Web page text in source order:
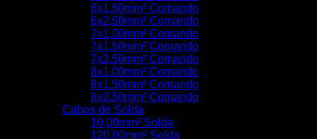
6x1,50mm² Comando
6x2,50mm² Comando
7x1,00mm² Comando
7x1,50mm² Comando
7x2,50mm² Comando
8x1,00mm² Comando
8x1,50mm² Comando
8x2,50mm² Comando
Cabos de Solda
10,00mm² Solda
120,00mm² Solda